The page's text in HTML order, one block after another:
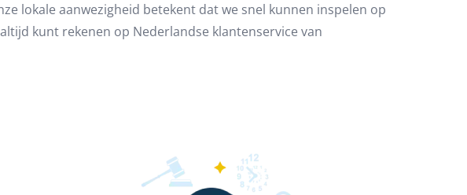
lokale aanwezigheid betekent dat we snel kunnen inspelen op
kunt rekenen op Nederlandse klantenservice van